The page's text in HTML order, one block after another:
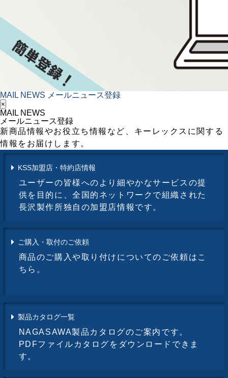
MAIL NEWS メールニュース登録
×
MAIL NEWS
メールニュース登録
新商品情報やお役立ち情報など、キーレックスに関する
情報をお届けします。
KSS加盟店・特約店情報
ユーザーの皆様へのより細やかなサービスの提
供を目的に、全国的ネットワークで組織された
長沢製作所独自の加盟店情報です。
ご購入・取付のご依頼
商品のご購入や取り付けについてのご依頼はこ
ちら。
製品カタログ一覧
NAGASAWA製品カタログのご案内です。
PDFファイルカタログをダウンロードできま
す。